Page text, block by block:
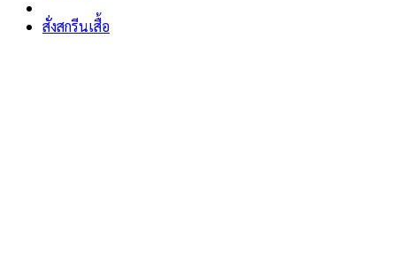
สั่งสกรีนเสื้อ